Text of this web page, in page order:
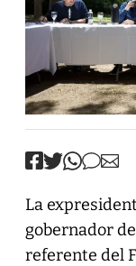
La
gobernador
referente del